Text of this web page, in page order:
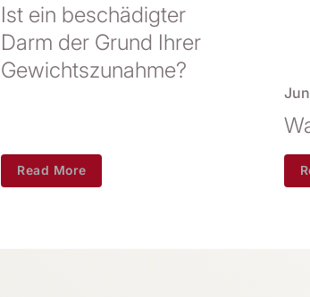
Ist ein beschädigter
Darm der Grund Ihrer
Gewichtszunahme?
Read More